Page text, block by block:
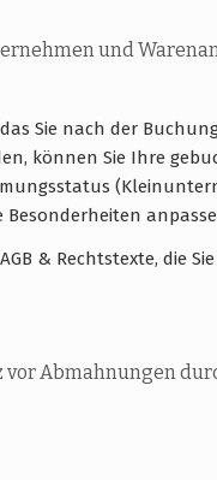
und
Sie nach der
können Sie Ihre
& Rechtstexte, die
Abmahnungen